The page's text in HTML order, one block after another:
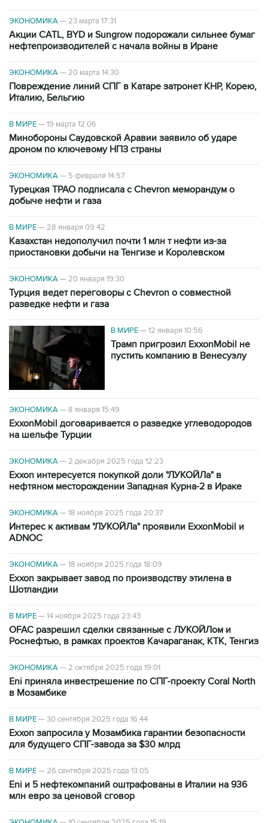
ЭКОНОМИКА—23 марта 17:31
Акции CATL, BYD и Sungrow подорожали сильнее бумаг
нефтепроизводителей с начала войны в Иране
ЭКОНОМИКА—20 марта 14:30
Повреждение линий СПГ в Катаре затронет КНР, Корею,
Италию, Бельгию
В МИРЕ—19 марта 12:06
Минобороны Саудовской Аравии заявило об ударе
дроном по ключевому НПЗ страны
ЭКОНОМИКА— 5 февраля 14:57
Турецкая TPAO подписала с Chevron меморандум о
добыче нефти и газа
В МИРЕ—28 января 09:42
Казахстан недополучил почти 1 млн т нефти из-за
приостановки добычи на Тенгизе и Королевском
ЭКОНОМИКА—20 января 19:30
Турция ведет переговоры c Chevron о совместной
разведке нефти и газа
В МИРЕ—12 января 10:56
Трамп пригрозил ExxonMobil не
пустить компанию в Венесуэлу
ЭКОНОМИКА—8 января 15:49
ExxonMobil договаривается о разведке углеводородов
на шельфе Турции
ЭКОНОМИКА—2 декабря 2025 года 12:23
Exxon интересуется покупкой доли "ЛУКОЙЛа" в
нефтяном месторождении Западная Курна-2 в Ираке
ЭКОНОМИКА—18 ноября 2025 года 20:37
Интерес к активам "ЛУКОЙЛа" проявили ExxonMobil и
ADNOC
ЭКОНОМИКА—18 ноября 2025 года 18:09
Exxon закрывает завод по производству этилена в
Шотландии
В МИРЕ—14 ноября 2025 года 23:43
OFAC разрешил сделки связанные с ЛУКОЙЛом и
Роснефтью, в рамках проектов Качараганак, КТК, Тенгиз
ЭКОНОМИКА—2 октября 2025 года 19:01
Eni приняла инвестрешение по СПГ-проекту Coral North
в Мозамбике
В МИРЕ—30 сентября 2025 года 16:44
Exxon запросила у Мозамбика гарантии безопасности
для будущего СПГ-завода за $30 млрд
В МИРЕ—26 сентября 2025 года 13:05
Eni и 5 нефтекомпаний оштрафованы в Италии на 936
млн евро за ценовой сговор